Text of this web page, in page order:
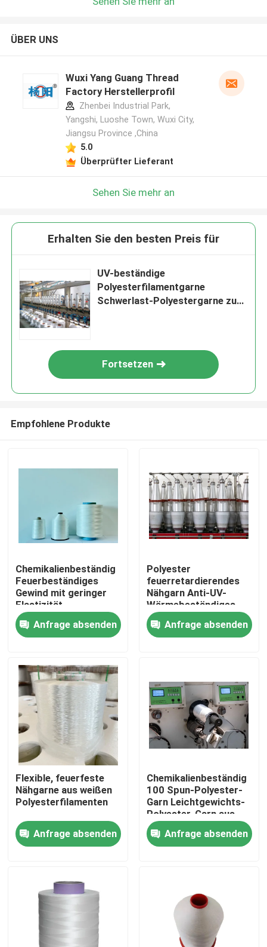
Zu Hause
Produkte
Videos
Über uns
Werksbesichtigung
Qualitätskontrolle
Kontakt mit uns
Hoher Hartnäckigkeits-Polyester-Faden
Gewebe aus Polyesterfilament mit hoher Festigkeit
ÜBER UNS
Wuxi Yang Guang Thread
Factory Herstellerprofil
Zhenbei Industrial Park,
Yangshi, Luoshe Town, Wuxi City,
Jiangsu Province ,China
5.0
Überprüfter Lieferant
Sehen Sie mehr an
Erhalten Sie den besten Preis für
UV-beständige
Polyesterfilamentgarne
Schwerlast-Polyestergarne zum
Fortsetzen
Empfohlene Produkte
Chemikalienbeständig
Feuerbeständiges
Gewind mit geringer
Elastizität
Feuerfestes
Nähgewind
Anfrage absenden
Polyester
feuerretardierendes
Nähgarn Anti-UV-
Wärmebeständiges
Nähgarn
Anfrage absenden
Flexible, feuerfeste
Nähgarne aus weißen
Polyesterfilamenten
Anfrage absenden
Chemikalienbeständig
100 Spun-Polyester-
Garn Leichtgewichts-
Polyester-Garn aus
Filament
Anfrage absenden